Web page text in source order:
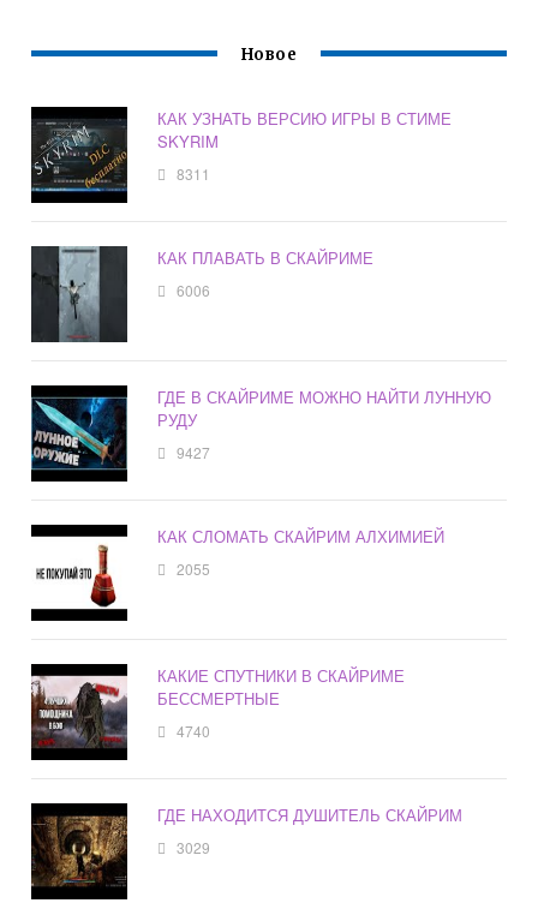
Новое
КАК УЗНАТЬ ВЕРСИЮ ИГРЫ В СТИМЕ
SKYRIM
8311
КАК ПЛАВАТЬ В СКАЙРИМЕ
6006
ГДЕ В СКАЙРИМЕ МОЖНО НАЙТИ ЛУННУЮ
РУДУ
9427
КАК СЛОМАТЬ СКАЙРИМ АЛХИМИЕЙ
2055
КАКИЕ СПУТНИКИ В СКАЙРИМЕ
БЕССМЕРТНЫЕ
4740
ГДЕ НАХОДИТСЯ ДУШИТЕЛЬ СКАЙРИМ
3029